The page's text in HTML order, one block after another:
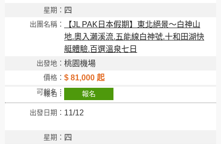
四
【JL PAK日本假期】東北絕景～白神山
地.奧入瀨溪流.五能線白神號.十和田湖快
艇體驗.百選溫泉七日
桃園機場
$ 81,000 起
報名
11/12
四